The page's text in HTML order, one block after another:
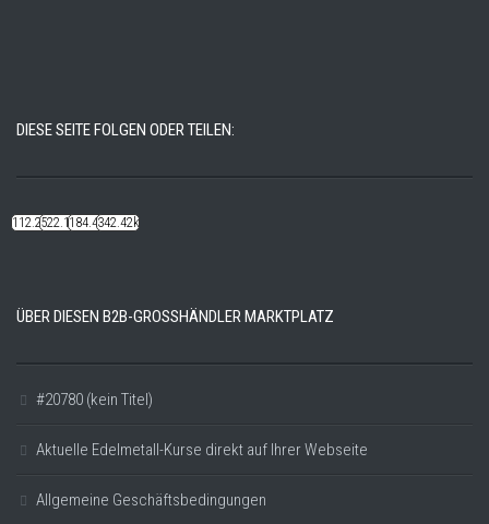
DIESE SEITE FOLGEN ODER TEILEN:
112.22k522.14k184.48k342.42k
ÜBER DIESEN B2B-GROSSHÄNDLER MARKTPLATZ
#20780 (kein Titel)
Aktuelle Edelmetall-Kurse direkt auf Ihrer Webseite
Allgemeine Geschäftsbedingungen